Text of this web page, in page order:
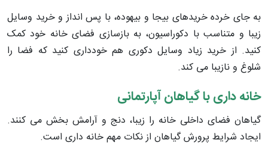
به جای خرده خریدهای بیجا و بیهوده، با پس انداز و خرید وسایل
زیبا و متناسب با دکوراسیون، به بازسازی فضای خانه خود کمک
کنید. از خرید زیاد وسایل دکوری هم خودداری کنید که فضا را
شلوغ و نازیبا می کند.
خانه داری با گیاهان آپارتمانی
گیاهان فضای داخلی خانه را زیبا، دنج و آرامش بخش می کنند.
ایجاد شرایط پرورش گیاهان از نکات مهم خانه داری است.